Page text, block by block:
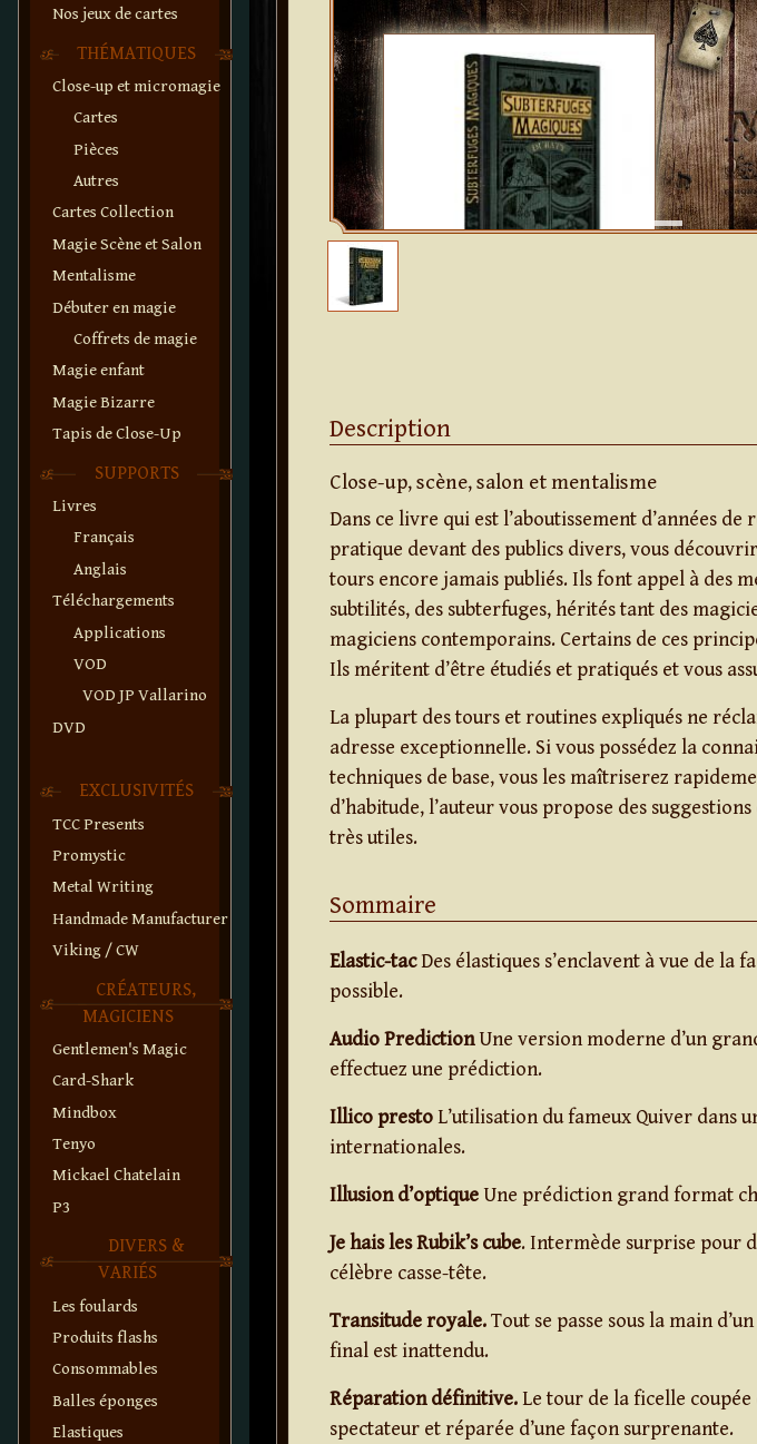
Nos jeux de cartes
THÉMATIQUES
Close-up et micromagie
Cartes
Pièces
Autres
Cartes Collection
Magie Scène et Salon
Mentalisme
Débuter en magie
Coffrets de magie
Magie enfant
Magie Bizarre
Tapis de Close-Up
SUPPORTS
Livres
Français
Anglais
Téléchargements
Applications
VOD
VOD JP Vallarino
DVD
EXCLUSIVITÉS
TCC Presents
Promystic
Metal Writing
Handmade Manufacturer
Viking / CW
CRÉATEURS,
MAGICIENS
Gentlemen's Magic
Card-Shark
Mindbox
Tenyo
Mickael Chatelain
P3
DIVERS &
VARIÉS
Les foulards
Produits flashs
Consommables
Balles éponges
Elastiques
Description
Close-up, scène, salon et mentalisme
Dans ce livre qui est l’aboutissement d’années de
pratique devant des publics divers, vous
tours encore jamais publiés. Ils font appel à des
subtilités, des subterfuges, hérités tant des
magiciens contemporains. Certains de ces
Ils méritent d’être étudiés et pratiqués et vous
La plupart des tours et routines expliqués ne
adresse exceptionnelle. Si vous possédez la
techniques de base, vous les maîtriserez
d’habitude, l’auteur vous propose des
très utiles.
Sommaire
Elastic-tacDes élastiques s’enclavent à vue de la
possible.
Audio PredictionUne version moderne d’un
effectuez une prédiction.
Illico prestoL’utilisation du fameux Quiver dans
internationales.
Illusion d’optiqueUne prédiction grand format
Je hais les Rubik’s cube. Intermède surprise pour
célèbre casse-tête.
Transitude royale.Tout se passe sous la main
final est inattendu.
Réparation définitive.Le tour de la ficelle
spectateur et réparée d’une façon surprenante.